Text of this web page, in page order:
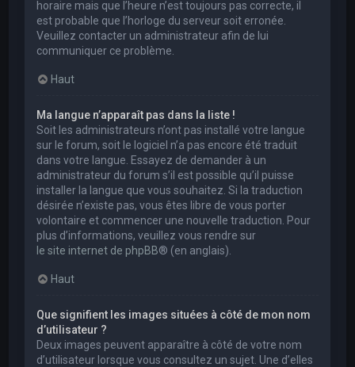
horaire mais que l’heure n’est toujours pas correcte, il
est probable que l’horloge du serveur soit erronée.
Veuillez contacter un administrateur afin de lui
communiquer ce problème.
Haut
Ma langue n’apparaît pas dans la liste !
Soit les administrateurs n’ont pas installé votre langue
sur le forum, soit le logiciel n’a pas encore été traduit
dans votre langue. Essayez de demander à un
administrateur du forum s’il est possible qu’il puisse
installer la langue que vous souhaitez. Si la traduction
désirée n’existe pas, vous êtes libre de vous porter
volontaire et commencer une nouvelle traduction. Pour
plus d’informations, veuillez vous rendre sur
le site internet de phpBB® (en anglais).
Haut
Que signifient les images situées à côté de mon nom
d’utilisateur ?
Deux images peuvent apparaître à côté de votre nom
d’utilisateur lorsque vous consultez un sujet. Une d’elles